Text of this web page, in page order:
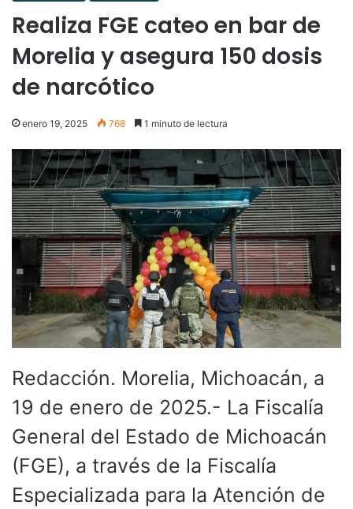
Realiza FGE cateo en bar de
Morelia y asegura 150 dosis
de narcótico
enero 19, 2025 768 1 minuto de lectura
Redacción. Morelia, Michoacán, a
19 de enero de 2025.- La Fiscalía
General del Estado de Michoacán
(FGE), a través de la Fiscalía
Especializada para la Atención de